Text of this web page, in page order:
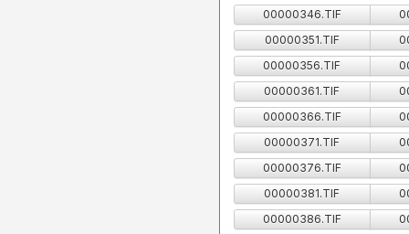
00000346.TIF
00000351.TIF
00000356.TIF
00000361.TIF
00000366.TIF
00000371.TIF
00000376.TIF
00000381.TIF
00000386.TIF